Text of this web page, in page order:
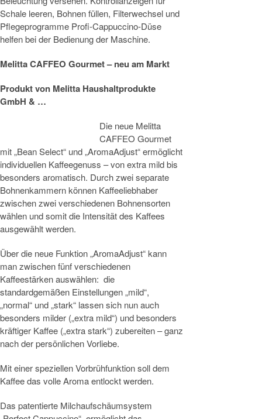
Schale leeren, Bohnen füllen, Filterwechsel und
Pflegeprogramme Profi-Cappuccino-Düse
helfen bei der Bedienung der Maschine.
Melitta CAFFEO Gourmet – neu am Markt
Produkt von Melitta Haushaltprodukte
GmbH & …
Die neue Melitta
CAFFEO Gourmet
mit „Bean Select“ und „AromaAdjust“ ermöglicht
individuellen Kaffeegenuss – von extra mild bis
besonders aromatisch. Durch zwei separate
Bohnenkammern können Kaffeeliebhaber
zwischen zwei verschiedenen Bohnensorten
wählen und somit die Intensität des Kaffees
ausgewählt werden.
Über die neue Funktion „AromaAdjust“ kann
man zwischen fünf verschiedenen
Kaffeestärken auswählen: die
standardgemäßen Einstellungen „mild“,
„normal“ und „stark“ lassen sich nun auch
besonders milder („extra mild“) und besonders
kräftiger Kaffee („extra stark“) zubereiten – ganz
nach der persönlichen Vorliebe.
Mit einer speziellen Vorbrühfunktion soll dem
Kaffee das volle Aroma entlockt werden.
Das patentierte Milchaufschäumsystem